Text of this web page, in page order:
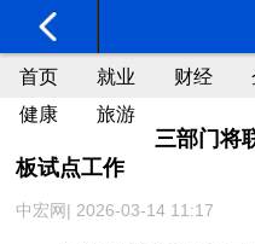
首页 就业 财经
健康
旅游
三部门将
板试点工作
中宏网| 2026-03-14 11:17